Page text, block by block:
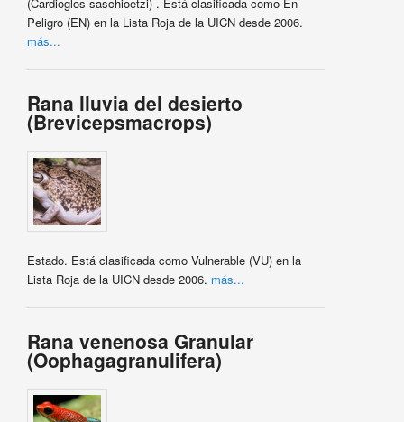
Peligro (EN) en la Lista Roja de la UICN desde 2006.
más...
Rana lluvia del desierto
(Brevicepsmacrops)
Estado. Está clasificada como Vulnerable (VU) en la
Lista Roja de la UICN desde 2006. más...
Rana venenosa Granular
(Oophagagranulifera)